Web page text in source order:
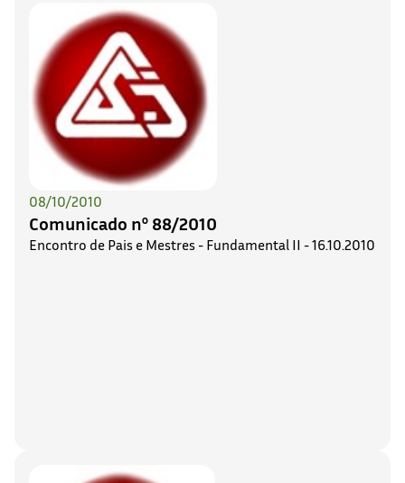
08/10/2010
Comunicado nº 88/2010
Encontro de Pais e Mestres - Fundamental II - 16.10.2010